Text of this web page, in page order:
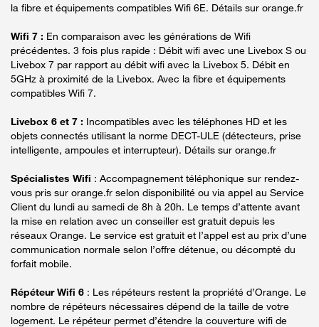
la fibre et équipements compatibles Wifi 6E. Détails sur orange.fr
Wifi 7 : En comparaison avec les générations de Wifi
précédentes. 3 fois plus rapide : Débit wifi avec une Livebox S ou
Livebox 7 par rapport au débit wifi avec la Livebox 5. Débit en
5GHz à proximité de la Livebox. Avec la fibre et équipements
compatibles Wifi 7.
Livebox 6 et 7 : Incompatibles avec les téléphones HD et les
objets connectés utilisant la norme DECT-ULE (détecteurs, prise
intelligente, ampoules et interrupteur). Détails sur orange.fr
Spécialistes Wifi : Accompagnement téléphonique sur rendez-
vous pris sur orange.fr selon disponibilité ou via appel au Service
Client du lundi au samedi de 8h à 20h. Le temps d’attente avant
la mise en relation avec un conseiller est gratuit depuis les
réseaux Orange. Le service est gratuit et l’appel est au prix d’une
communication normale selon l’offre détenue, ou décompté du
forfait mobile.
Répéteur Wifi 6 : Les répéteurs restent la propriété d’Orange. Le
nombre de répéteurs nécessaires dépend de la taille de votre
logement. Le répéteur permet d’étendre la couverture wifi de